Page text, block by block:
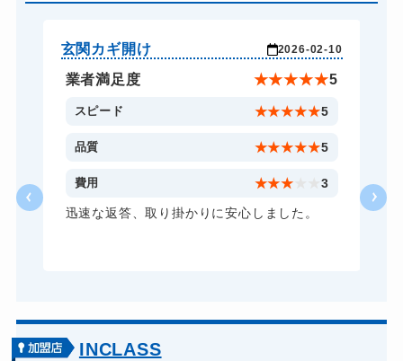
金庫カギ修理 11,000円～(税込)
金庫カギ交換 11,000円～(税込)
ロッカーカギ開け 8,800円～(税込)
ドアノブカギ開け 10,780円～(税込)
11,000円～(税込)
玄関カギ開け 2026-02-10
業者満足度 ★★★★★5
スピード ★★★★★5
品質 ★★★★★5
費用 ★★★ 3
迅速な返答、取り掛かりに安心しました。
INCLASS